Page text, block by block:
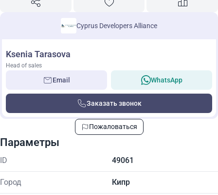
Cyprus Developers Alliance
Ksenia Tarasova
Head of sales
Email WhatsApp
Заказать звонок
Пожаловаться
Параметры
ID 49061
Город Кипр